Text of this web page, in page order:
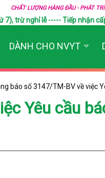
CHẤT LƯỢNG HÀNG ĐẦU - PHÁT
trừ nghỉ lễ ----- Tiếp nhận
DÀNH CHO NVYT
báo số 3147/TM-BV về việc
Yêu cầu